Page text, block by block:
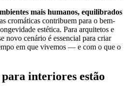
mais humanos, equilibrados
cromáticas contribuem para o bem-
estética. Para arquitetos e
novo cenário é essencial para criar
em que vivemos — e com o que o
interiores estão